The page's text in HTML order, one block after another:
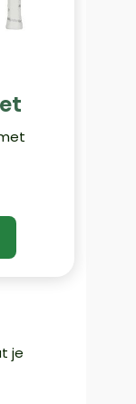
je